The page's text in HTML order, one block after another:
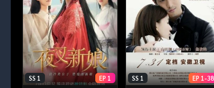
SS 1 EP 1 SS 1 EP 1-38